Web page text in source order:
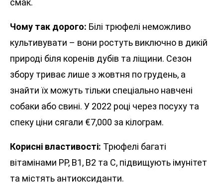
смак.
Чому так дорого: Білі трюфелі неможливо
культивувати – вони ростуть виключно в дикій
природі біля коренів дубів та ліщини. Сезон
збору триває лише з жовтня по грудень, а
знайти їх можуть тільки спеціально навчені
собаки або свині. У 2022 році через посуху та
спеку ціни сягали €7,000 за кілограм.
Корисні властивості: Трюфелі багаті
вітамінами PP, B1, B2 та C, підвищують імунітет
та містять антиоксиданти.